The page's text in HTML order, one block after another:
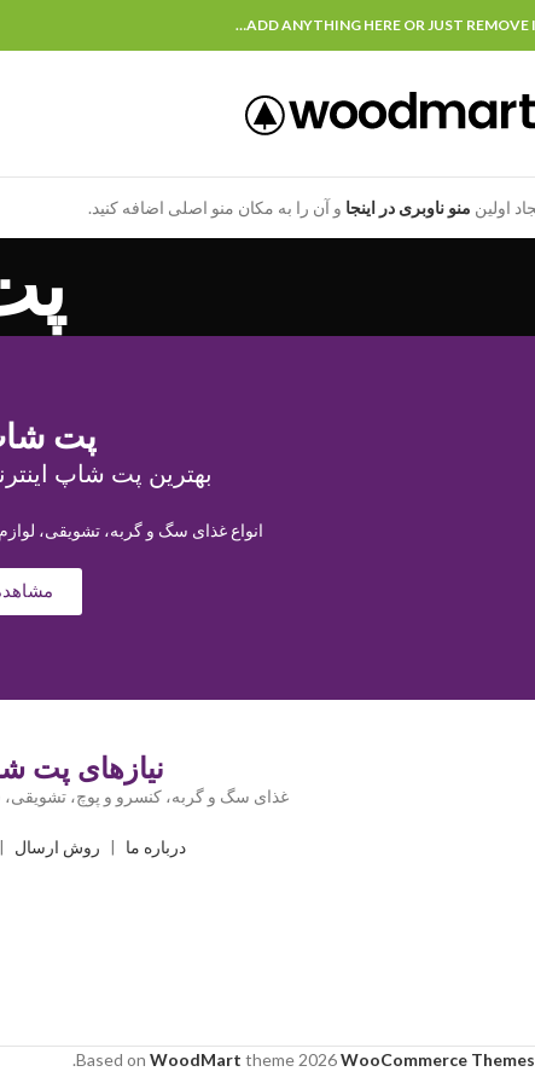
ADD ANYTHING HERE OR JUST REMOVE
اولین منو ناوبری در اینجا و آن را به مکان منو اصلی اضافه کنید.
پت
بهترین پت شاپ
انواع غذای سگ و گربه، تشویقی،
نیازهای پت
غذای سگ و گربه، کنسرو و پوچ، تشویقی،
درباره ما روش ارسال
Based on WoodMart theme 2026WooCommerce Themes
.